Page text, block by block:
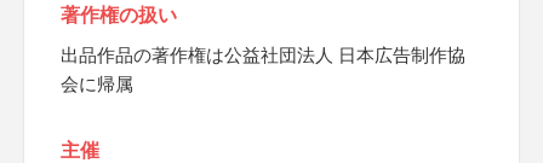
著作権の扱い
出品作品の著作権は公益社団法人 日本広告制作協
会に帰属
主催